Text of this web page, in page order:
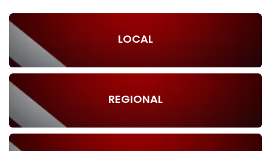
LOCAL
REGIONAL